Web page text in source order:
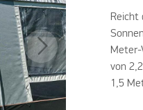
Reicht
von
1,5